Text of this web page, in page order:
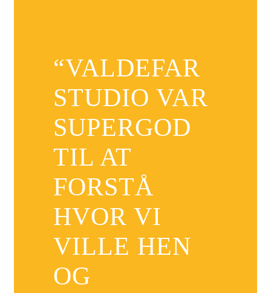
“VALDEFAR
STUDIO VAR
SUPERGOD
TIL AT
FORSTÅ
HVOR VI
VILLE HEN
OG